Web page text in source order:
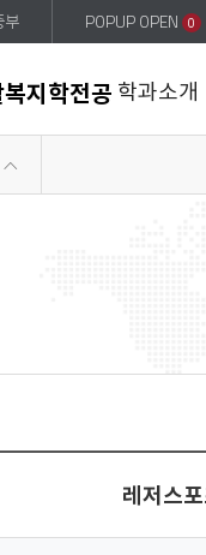
지학전공
부 POPUP OPEN 0
학과소개
레저스